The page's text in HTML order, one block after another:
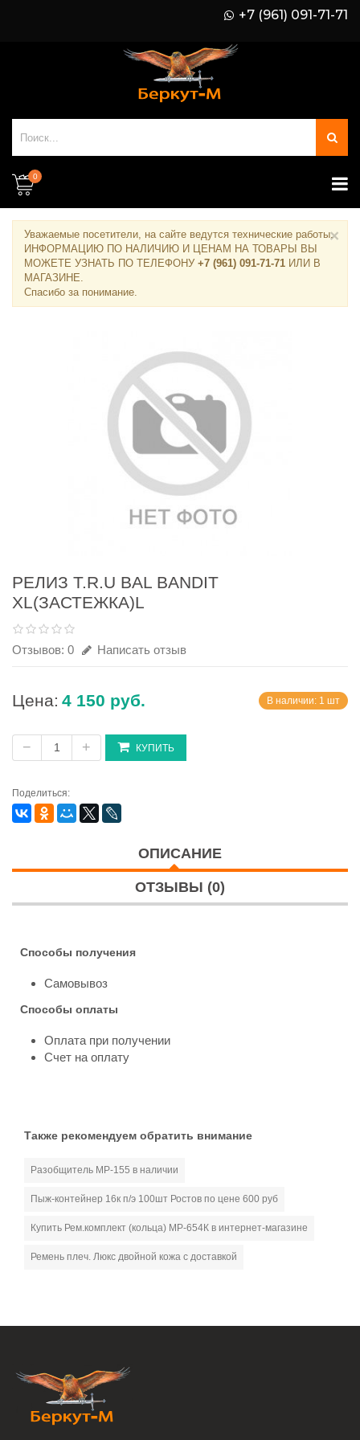
+7 (961) 091-71-71
0
Уважаемые посетители, на сайте ведутся технические работы.
ИНФОРМАЦИЮ ПО НАЛИЧИЮ И ЦЕНАМ НА ТОВАРЫ ВЫ
МОЖЕТЕ УЗНАТЬ ПО ТЕЛЕФОНУ +7 (961) 091-71-71 ИЛИ В
МАГАЗИНЕ.
Спасибо за понимание.
×
РЕЛИЗ T.R.U BAL BANDIT
XL(ЗАСТЕЖКА)L
Отзывов: 0 Написать отзыв
Цена: 4 150 руб. В наличии: 1 шт
− + КУПИТЬ
Поделиться:
ОПИСАНИЕ
ОТЗЫВЫ (0)
Способы получения
Самовывоз
Способы оплаты
Оплата при получении
Счет на оплату
Также рекомендуем обратить внимание
Разобщитель МР-155 в наличии
Пыж-контейнер 16к п/э 100шт Ростов по цене 600 руб
Купить Рем.комплект (кольца) МР-654К в интернет-магазине
Ремень плеч. Люкс двойной кожа с доставкой